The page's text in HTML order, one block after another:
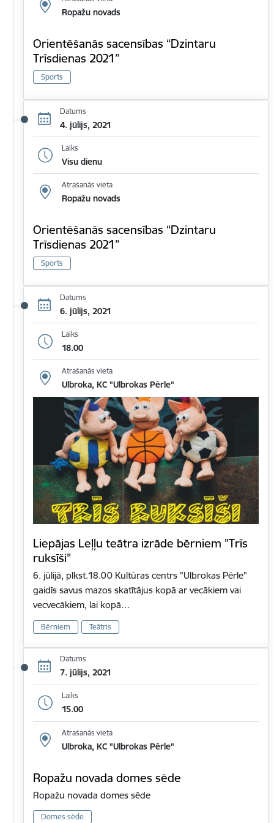
Ropažu novads
Orientēšanās sacensības “Dzintaru
Trīsdienas 2021”
Sports
Datums
4. jūlijs, 2021
Laiks
Visu dienu
Atrašanās vieta
Ropažu novads
Orientēšanās sacensības “Dzintaru
Trīsdienas 2021”
Sports
Datums
6. jūlijs, 2021
Laiks
18.00
Atrašanās vieta
Ulbroka, KC "Ulbrokas Pērle"
Liepājas Leļļu teātra izrāde bērniem "Trīs
ruksīši"
6. jūlijā, plkst.18.00 Kultūras centrs "Ulbrokas Pērle"
gaidīs savus mazos skatītājus kopā ar vecākiem vai
vecvecākiem, lai kopā…
Bērniem Teātris
Datums
7. jūlijs, 2021
Laiks
15.00
Atrašanās vieta
Ulbroka, KC "Ulbrokas Pērle"
Ropažu novada domes sēde
Ropažu novada domes sēde
Domes sēde